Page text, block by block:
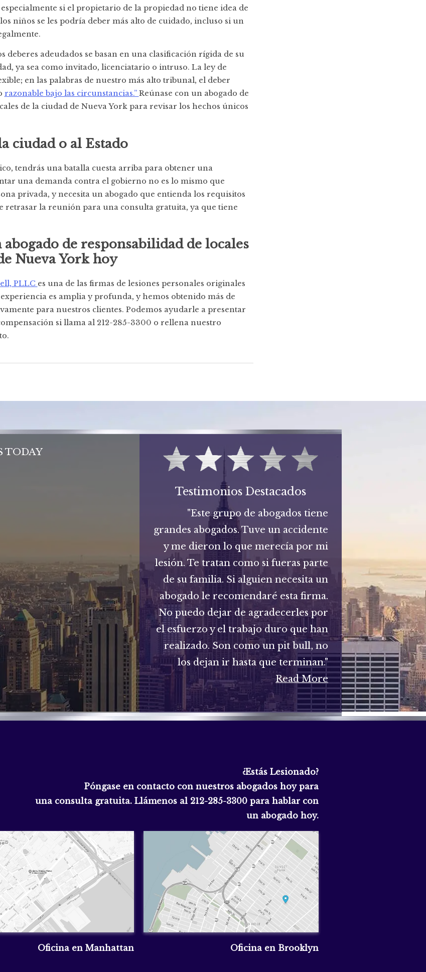
si el propietario de la propiedad no tiene idea de
niños se les podría deber más alto de cuidado, incluso si un
deberes adeudados se basan en una clasificación rígida de su
ya sea como invitado, licenciatario o intruso. La ley de
en las palabras de nuestro más alto tribunal, el deber
razonable bajo las circunstancias.” Reúnase con un abogado de
de la ciudad de Nueva York para revisar los hechos únicos
ciudad o al Estado
tendrás una batalla cuesta arriba para obtener una
una demanda contra el gobierno no es lo mismo que
privada, y necesita un abogado que entienda los requisitos
retrasar la reunión para una consulta gratuita, ya que tiene
de responsabilidad de locales
Nueva York hoy
PLLC es una de las firmas de lesiones personales originales
es amplia y profunda, y hemos obtenido más de
para nuestros clientes. Podemos ayudarle a presentar
si llama al 212-285-3300 o rellena nuestro
TODAY
Testimonios Destacados
"Este grupo de abogados tiene
grandes abogados. Tuve un accidente
y me dieron lo que merecía por mi
lesión. Te tratan como si fueras parte
de su familia. Si alguien necesita un
abogado le recomendaré esta firma.
No puedo dejar de agradecerles por
el esfuerzo y el trabajo duro que han
realizado. Son como un pit bull, no
los dejan ir hasta que terminan."
Read More
¿Estás Lesionado?
Póngase en contacto con nuestros abogados hoy para
una consulta gratuita. Llámenos al 212-285-3300 para hablar con
un abogado hoy.
Oficina en Manhattan Oficina en Brooklyn